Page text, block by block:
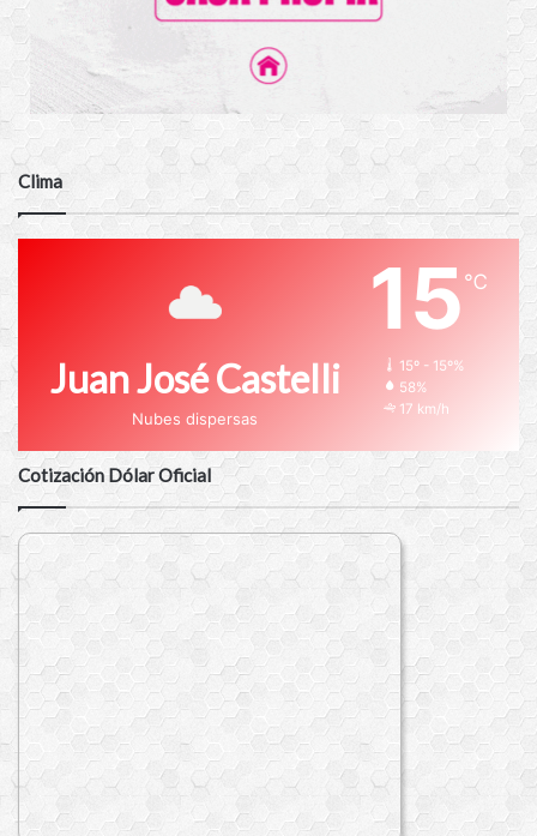
Clima
Juan José Castelli
Nubes dispersas
15℃
15º - 15º%
58%
17 km/h
Cotización Dólar Oficial